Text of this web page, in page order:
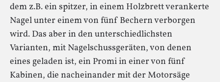
dem z.B. ein spitzer, in einem Holzbrett verankerte
Nagel unter einem von fünf Bechern verborgen
wird. Das aber in den unterschiedlichsten
Varianten, mit Nagelschussgeräten, von denen
eines geladen ist, ein Promi in einer von fünf
Kabinen, die nacheinander mit der Motorsäge